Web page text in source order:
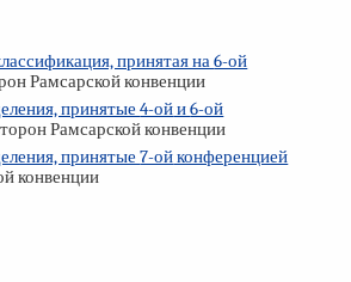
принятая на6-ой
Рамсарской конвенции
принятые4-ойи6-ой
Рамсарской конвенции
принятые7-ойконференцией
конвенции